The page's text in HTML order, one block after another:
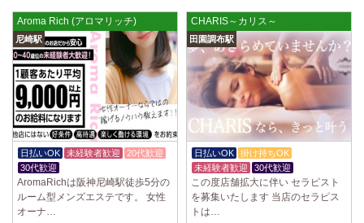
2025/03/29[自由が丘駅]
LIVSPA (リブスパ) 自由が丘ルーム
当店の募集は嘘偽り等なく、記載通りにしっかりお給料をお支払いさせ
ていただきます。 とても働きやすいお店作りを心がけております…
2025/03/29[川崎駅]
LIVSPA (リブスパ) 川崎ルーム
当店の募集は嘘偽り等なく、記載通りにしっかりお給料をお支払いさせ
ていただきます。 とても働きやすいお店作りを心がけております…
2025/03/29
LIVSPA (リブスパ) 蒲田ルーム
当店の募集は嘘偽り等なく、記載通りにしっかりお給料をお支払いさせ
ていただきます。 とても働きやすいお店作りを心がけております…
Aroma Rich (アロマリッチ)
尼崎駅
日払いOK 未経験者歓迎
20代歓迎
30代歓迎
AromaRichは阪神尼崎駅徒歩5分の
ルーム型メンズエステです。 女性
オーナ…
CHARIS～カリス～
田園調布駅
日払いOK
掛け持ちOK
未経験者歓迎
30代歓迎
この度店舗拡大に伴い セラピスト
を募集いたします 当店のセラピス
トは…